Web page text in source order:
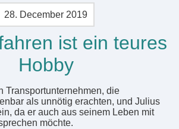
28. December 2019
ist ein teures
Hobby
Transportunternehmen, die
als unnötig erachten, und Julius
da er auch aus seinem Leben mit
möchte.